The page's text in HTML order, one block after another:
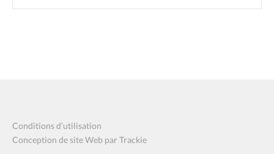
Conditions d’utilisation
Conception de site Web par Trackie